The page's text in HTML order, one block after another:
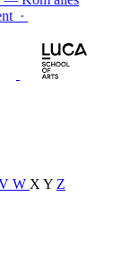
·
W X Y Z